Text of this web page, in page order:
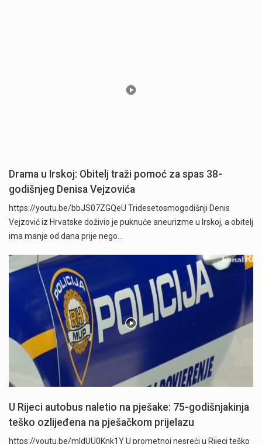
Drama u Irskoj: Obitelj traži pomoć za spas 38-
godišnjeg Denisa Vejzovića
https://youtu.be/bbJS07ZGQeU Tridesetosmogodišnji Denis
Vejzović iz Hrvatske doživio je puknuće aneurizme u Irskoj, a obitelj
ima manje od dana prije nego…
U Rijeci autobus naletio na pješake: 75-godišnjakinja
teško ozlijeđena na pješačkom prijelazu
https://youtu.be/mldUU0Knk1Y U prometnoj nesreći u Rijeci teško